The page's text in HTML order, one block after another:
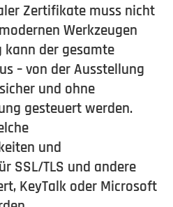
Zertifikate muss nicht
Werkzeugen
der gesamte
– von der Ausstellung
und ohne
gesteuert werden.
und
SSL/TLS und andere
KeyTalk oder Microsoft